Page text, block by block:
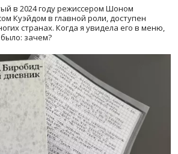
в 2024 годурежиссером Шоном
Куэйдом в главной роли, доступен
странах. Когда я увидела его в меню,
зачем?